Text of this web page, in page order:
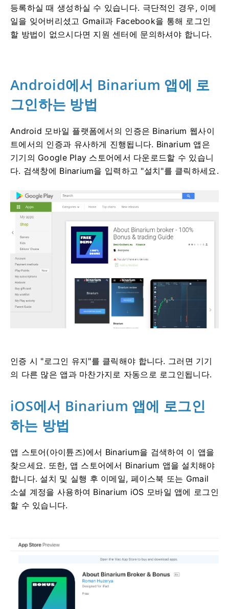
등록하실 때 생성하실 수 있습니다. 극단적인 경우, 이메
일을 잊어버리셨고 Gmail과 Facebook을 통해 로그인
할 방법이 없으시다면 지원 센터에 문의하셔야 합니다.
Android에서 Binarium 앱에 로
그인하는 방법
Android 모바일 플랫폼에서의 인증은 Binarium 웹사이
트에서의 인증과 유사하게 진행됩니다. Binarium 앱은
기기의 Google Play 스토어에서 다운로드할 수 있습니
다. 검색창에 Binarium을 입력하고 "설치"를 클릭하세요.
인증 시 "로그인 유지"를 클릭해야 합니다. 그러면 기기
의 다른 많은 앱과 마찬가지로 자동으로 로그인됩니다.
iOS에서 Binarium 앱에 로그인
하는 방법
앱 스토어(아이튠즈)에서 Binarium을 검색하여 이 앱을
찾으세요. 또한, 앱 스토어에서 Binarium 앱을 설치해야
합니다. 설치 및 실행 후 이메일, 페이스북 또는 Gmail
소셜 계정을 사용하여 Binarium iOS 모바일 앱에 로그인
할 수 있습니다.